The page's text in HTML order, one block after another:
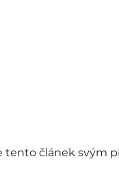
tento článek svým